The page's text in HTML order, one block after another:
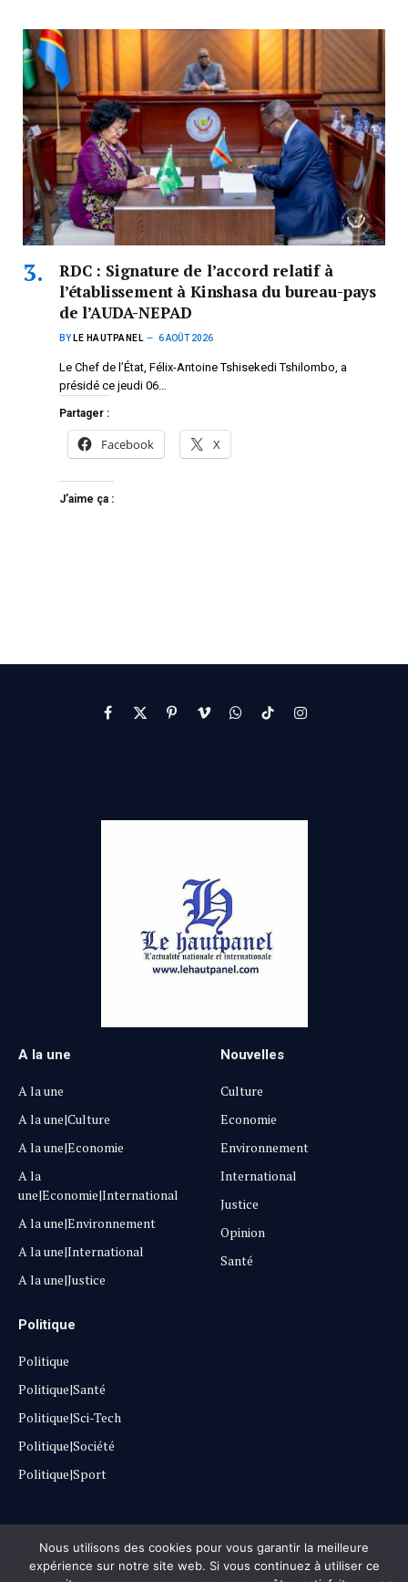
RDC : Signature de l’accord relatif à
l’établissement à Kinshasa du bureau-pays
de l’AUDA-NEPAD
BY LE HAUTPANEL 6 AOÛT 2026
Le Chef de l’État, Félix-Antoine Tshisekedi Tshilombo, a
présidé ce jeudi 06…
Partager :
Facebook X
J’aime ça :
Facebook
X
PinterestVimeoWhatsApp
TikTokInstagram
A la une
A la une
A la une|Culture
A la une|Economie
A la
une|Economie|International
A la une|Environnement
A la une|International
A la une|Justice
Nouvelles
Culture
Economie
Environnement
International
Justice
Opinion
Santé
Politique
Politique
Politique|Santé
Politique|Sci-Tech
Politique|Société
Politique|Sport
Copyright © 2025Lehautpanel
Nous utilisons des cookies pour vous garantir la meilleure
expérience sur notre site web. Si vous continuez à utiliser ce